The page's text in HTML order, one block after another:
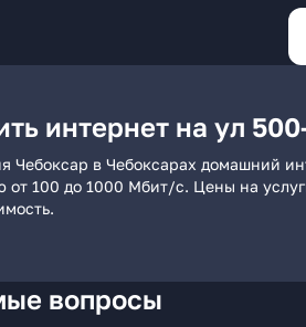
интернет на ул
Чебоксар в Чебоксарах домашний
от 100 до 1000 Мбит/с. Цены на
вопросы